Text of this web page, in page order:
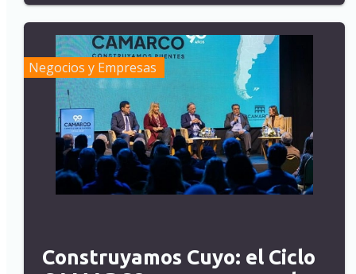
Negocios y Empresas
Construyamos Cuyo: el Ciclo